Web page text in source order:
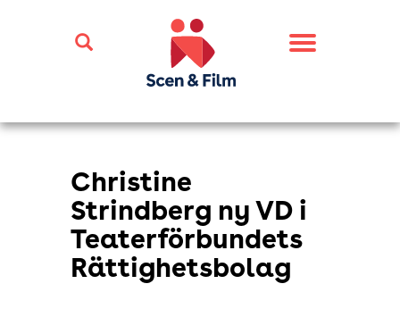
Toggle
Christine
Strindberg ny VD i
Teaterförbundets
Rättighetsbolag